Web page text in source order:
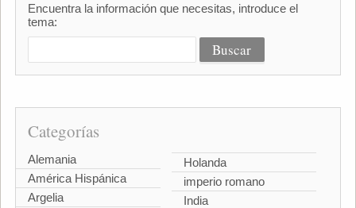
Encuentra la información que necesitas, introduce el
tema:
Categorías
Alemania
América Hispánica
Argelia
Holanda
imperio romano
India